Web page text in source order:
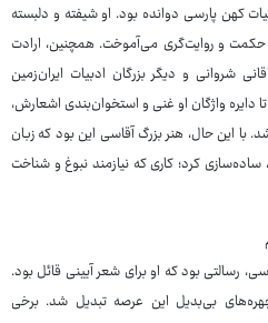
کهن پارسی دوانده بود. او شیفته و دلبسته
و روایت‌گری می‌آموخت. همچنین، ارادت
شروانی و دیگر بزرگان ادبیات ایران‌زمین
واژگان او غنی و استخوان‌بندی اشعارش،
با این حال، هنر بزرگ آقاسی این بود که زبان
ساده‌سازی کرد؛ کاری که نیازمند نبوغ و شناخت
رسالتی بود که او برای شعر آیینی قائل بود.
به یکی از چهره‌های بی‌بدیل این عرصه تبدیل شد. برخی